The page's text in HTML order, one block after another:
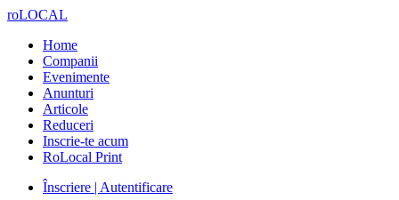
roLOCAL
Home
Companii
Evenimente
Anunturi
Articole
Reduceri
Inscrie-te acum
RoLocal Print
Înscriere | Autentificare